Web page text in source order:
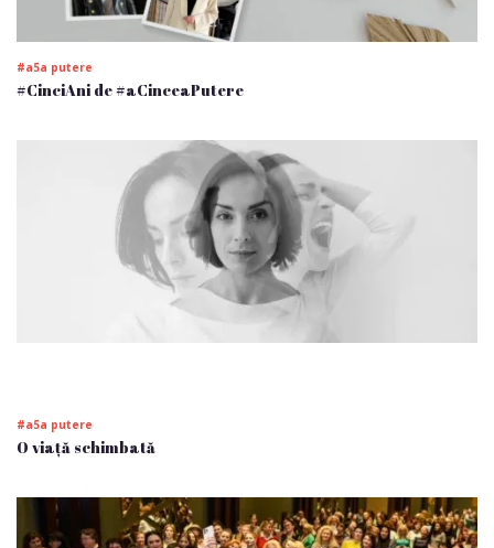
#a5a putere
#CinciAni de #aCinceaPutere
#a5a putere
O viață schimbată